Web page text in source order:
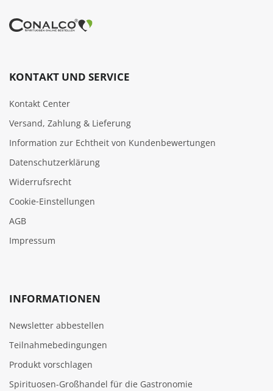
KONTAKT UND SERVICE
Kontakt Center
Versand, Zahlung & Lieferung
Information zur Echtheit von Kundenbewertungen
Datenschutzerklärung
Widerrufsrecht
Cookie‑Einstellungen
AGB
Impressum
INFORMATIONEN
Newsletter abbestellen
Teilnahmebedingungen
Produkt vorschlagen
Spirituosen-Großhandel für die Gastronomie